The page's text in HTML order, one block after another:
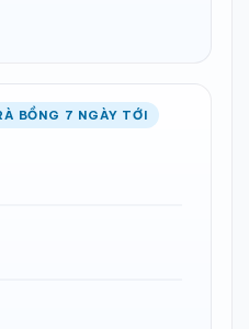
BỒNG 7 NGÀY TỚI